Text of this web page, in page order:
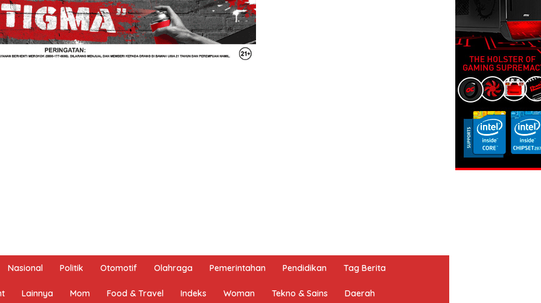
Nasional Politik Otomotif Olahraga Pemerintahan Pendidikan Tag Berita
Lainnya Mom Food & Travel Indeks Woman Tekno & Sains Daerah